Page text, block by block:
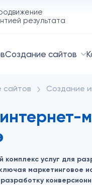
результата
Создание сайтов
сайтов Создание
комплекс услуг для
маркетинговое